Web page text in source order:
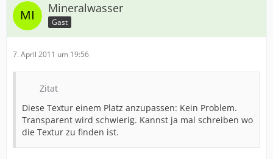
Mineralwasser
Gast
7. April 2011 um 19:56
Zitat
Diese Textur einem Platz anzupassen: Kein Problem.
Transparent wird schwierig. Kannst ja mal schreiben wo
die Textur zu finden ist.